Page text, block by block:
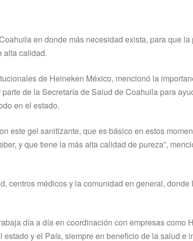
en donde más necesidad exista, para que la
alta calidad.
de Heineken México, mencionó la
de la Secretaría de Salud de Coahuila para
en el estado.
este gel sanitizante, que es básico en estos
y que tiene la más alta calidad de pureza”,
centros médicos y la comunidad en general, donde
día a día en coordinación con empresas como
y el País, siempre en beneficio de la salud e